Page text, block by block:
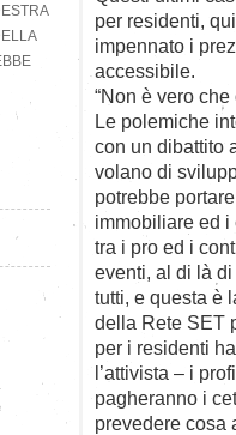
per residenti,
impennato i
accessibile.
“Non è vero
Le polemiche
con un dibattito
volano di
potrebbe
immobiliare ed
tra i pro ed i
eventi, al di là
tutti, e questa è
della Rete SET
per i residenti
l’attivista – i
pagheranno i
prevedere cosa